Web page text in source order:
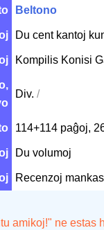
Beltono
Du cent kantoj
Kompilis Konisi
Div. /
114+114 paĝoj,
Du volumoj
Recenzoj
amikoj!" ne estas